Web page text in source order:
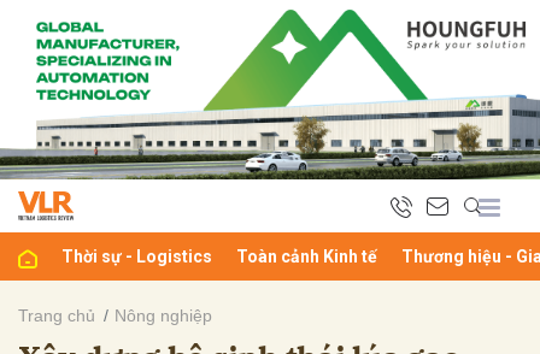
Thời sự - Logistics Toàn cảnh Kinh tế Thương hiệu -
Trang chủ Nông nghiệp
luận